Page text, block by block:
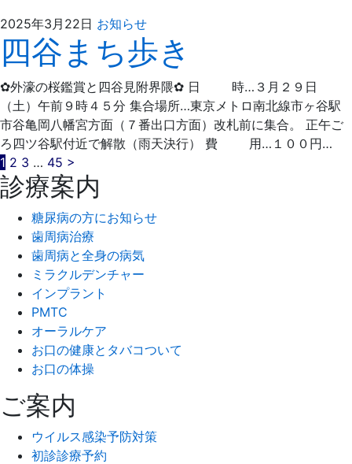
2025年3月22日 お知らせ2025
年
3
月
22
日
え
ば
た
歯
科
四谷まち歩き
✿外濠の桜鑑賞と四谷見附界隈✿ 日 時…３月２９日
（土）午前９時４５分 集合場所…東京メトロ南北線市ヶ谷駅
市谷亀岡八幡宮方面（７番出口方面）改札前に集合。 正午ご
ろ四ツ谷駅付近で解散（雨天決行） 費 用…１００円…
投
稿
の
ペ
ー
ジ
送
り
1 2 3 … 45 >
診療案内
糖尿病の方にお知らせ
歯周病治療
歯周病と全身の病気
ミラクルデンチャー
インプラント
PMTC
オーラルケア
お口の健康とタバコついて
お口の体操
ご案内
ウイルス感染予防対策
初診診療予約